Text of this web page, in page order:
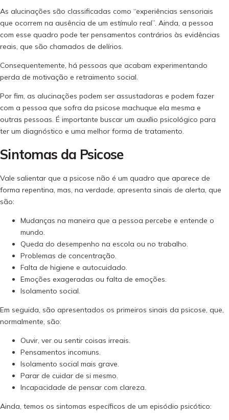
As alucinações são classificadas como “experiências sensoriais
que ocorrem na ausência de um estímulo real”. Ainda, a pessoa
com esse quadro pode ter pensamentos contrários às evidências
reais, que são chamados de delírios.
Consequentemente, há pessoas que acabam experimentando
perda de motivação e retraimento social.
Por fim, as alucinações podem ser assustadoras e podem fazer
com a pessoa que sofra da psicose machuque ela mesma e
outras pessoas. É importante buscar um auxílio psicológico para
ter um diagnóstico e uma melhor forma de tratamento.
Sintomas da Psicose
Vale salientar que a psicose não é um quadro que aparece de
forma repentina, mas, na verdade, apresenta sinais de alerta, que
são:
Mudanças na maneira que a pessoa percebe e entende o
mundo.
Queda do desempenho na escola ou no trabalho.
Problemas de concentração.
Falta de higiene e autocuidado.
Emoções exageradas ou falta de emoções.
Isolamento social.
Em seguida, são apresentados os primeiros sinais da psicose, que,
normalmente, são:
Ouvir, ver ou sentir coisas irreais.
Pensamentos incomuns.
Isolamento social mais grave.
Parar de cuidar de si mesmo.
Incapacidade de pensar com clareza.
Ainda, temos os sintomas específicos de um episódio psicótico: